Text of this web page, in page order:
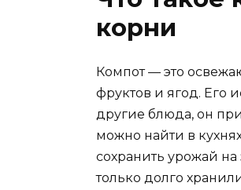
корни
Компот — это
фруктов и ягод. Его
другие блюда, он
можно найти в
сохранить урожай
только долго